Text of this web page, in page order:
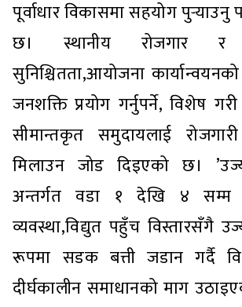
पूर्वाधार विकासमा सहयोग पुर्‍याउनु
छ। स्थानीय रोजगार र
सुनिश्चितता,आयोजना
जनशक्ति प्रयोग गर्नुपर्ने, विशेष
सीमान्तकृत समुदायलाई
मिलाउन जोड दिइएको छ।
अन्तर्गत वडा १ देखि ४ सम्म
व्यवस्था,विद्युत पहुँच विस्तारसँगै
रूपमा सडक बत्ती जडान गर्दै
दीर्घकालीन समाधानको माग